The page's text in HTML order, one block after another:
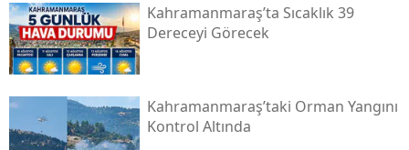
Kahramanmaraş’ta Sıcaklık 39
Dereceyi Görecek
Kahramanmaraş’taki Orman Yangını
Kontrol Altında